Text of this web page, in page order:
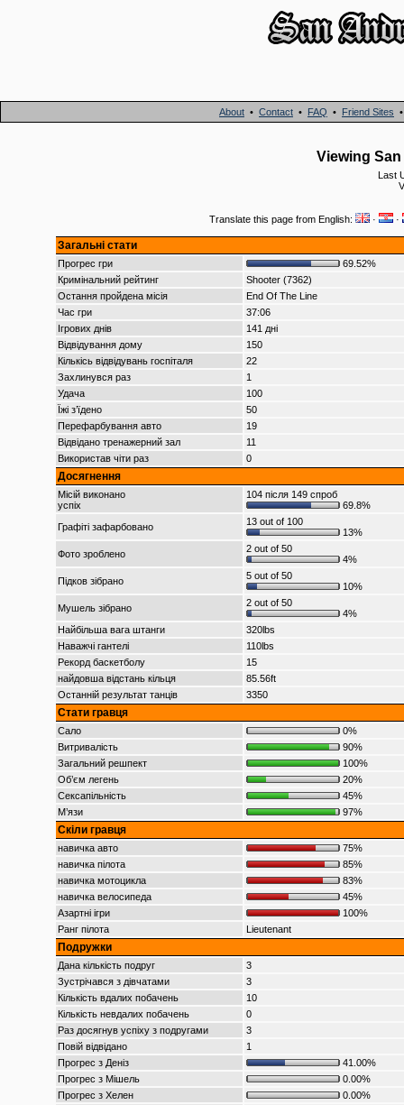
About • Contact • FAQ • Friend Sites
Viewing
Last
Translate this page from English: · ·
Загальні стати
Прогрес гри
69.52%
Кримінальний рейтинг
Shooter (7362)
Остання пройдена місія
End Of The Line
Час гри
37:06
Ігрових днів
141 дні
Відвідування дому
150
Кількісь відвідувань госпіталя
22
Захлинувся раз
1
Удача
100
Їжі з’їдено
50
Перефарбування авто
19
Відвідано тренажерний зал
11
Використав чіти раз
0
Досягнення
Місій виконано
успіх
104 після 149 спроб
69.8%
Графіті зафарбовано
13 out of 100
13%
Фото зроблено
2 out of 50
4%
Підков зібрано
5 out of 50
10%
Мушель зібрано
2 out of 50
4%
Найбільша вага штанги
320lbs
Наважчі гантелі
110lbs
Рекорд баскетболу
15
найдовша відстань кільця
85.56ft
Останній результат танців
3350
Стати гравця
Сало
0%
Витривалість
90%
Загальний решпект
100%
Об’єм легень
20%
Сексапільність
45%
М’язи
97%
Скіли гравця
навичка авто
75%
навичка пілота
85%
навичка мотоцикла
83%
навичка велосипеда
45%
Азартні ігри
100%
Ранг пілота
Lieutenant
Подружки
Дана кількість подруг
3
Зустрічався з дівчатами
3
Кількість вдалих побачень
10
Кількість невдалих побачень
0
Раз досягнув успіху з подругами
3
Повій відвідано
1
Прогрес з Деніз
41.00%
Прогрес з Мішель
0.00%
Прогрес з Хелен
0.00%